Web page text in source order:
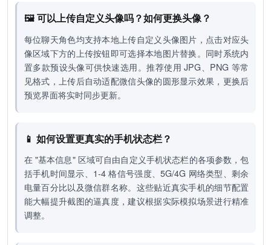
🖼️ 可以上传自定义头像吗？如何更换头像？
每位聊天角色均支持本地上传自定义头像图片，点击对应头
像区域下方的上传按钮即可选择本地图片替换。同时系统内
置多款预设头像可供快速选用。推荐使用 JPG、PNG 等常
见格式，上传后自动适配微信头像的圆形显示效果，更换后
预览界面将实时同步更新。
📱 如何设置更真实的手机状态栏？
在 "基本信息" 区域可自由自定义手机状态栏的各项参数，包
括手机时间显示、1-4 格信号强度、5G/4G 网络类型、剩余
电量百分比以及微信群名称。这些贴近真实手机的细节配置
能大幅提升截图的逼真度，建议根据实际模拟场景进行精准
调整。